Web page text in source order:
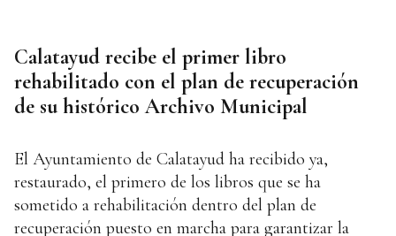
Calatayud recibe el primer libro
rehabilitado con el plan de recuperación
de su histórico Archivo Municipal
El Ayuntamiento de Calatayud ha recibido ya,
restaurado, el primero de los libros que se ha
sometido a rehabilitación dentro del plan de
recuperación puesto en marcha para garantizar la